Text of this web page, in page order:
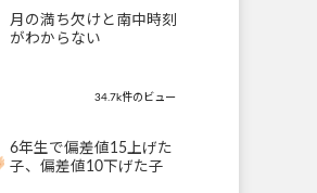
月の満ち欠けと南中時刻
がわからない
34.7k件のビュー
6年生で偏差値15上げた
子、偏差値10下げた子